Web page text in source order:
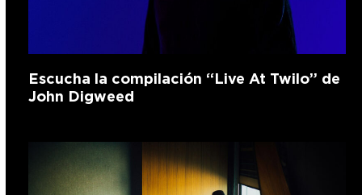
Escucha la compilación “Live At Twilo” de
John Digweed